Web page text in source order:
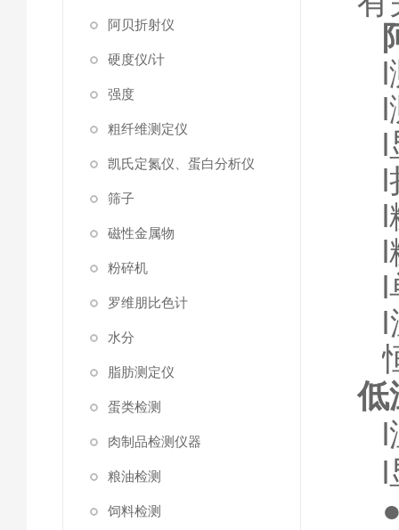
阿贝折射仪
硬度仪/计
强度
粗纤维测定仪
凯氏定氮仪、蛋白分析仪
筛子
磁性金属物
粉碎机
罗维朋比色计
水分
脂肪测定仪
蛋类检测
肉制品检测仪器
粮油检测
饲料检测
l
l
l
l
l
l
l
l
低
l
l